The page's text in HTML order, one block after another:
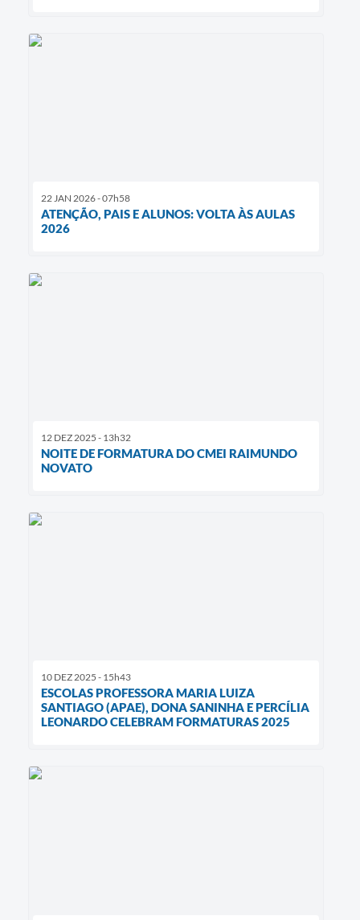
22 JAN 2026 - 07h58
ATENÇÃO, PAIS E ALUNOS: VOLTA ÀS AULAS
2026
12 DEZ 2025 - 13h32
NOITE DE FORMATURA DO CMEI RAIMUNDO
NOVATO
10 DEZ 2025 - 15h43
ESCOLAS PROFESSORA MARIA LUIZA
SANTIAGO (APAE), DONA SANINHA E PERCÍLIA
LEONARDO CELEBRAM FORMATURAS 2025